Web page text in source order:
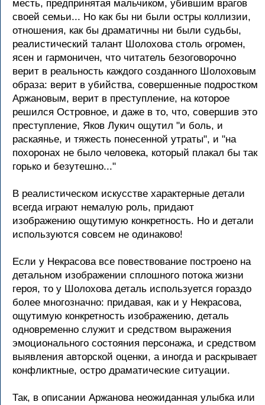
месть, предпринятая мальчиком, убившим врагов
своей семьи... Но как бы ни были остры коллизии,
отношения, как бы драматичны ни были судьбы,
реалистический талант Шолохова столь огромен,
ясен и гармоничен, что читатель безоговорочно
верит в реальность каждого созданного Шолоховым
образа: верит в убийства, совершенные подростком
Аржановым, верит в преступление, на которое
решился Островное, и даже в то, что, совершив это
преступление, Яков Лукич ощутил "и боль, и
раскаянье, и тяжесть понесенной утраты", и "на
похоронах не было человека, который плакал бы так
горько и безутешно..."
В реалистическом искусстве характерные детали
всегда играют немалую роль, придают
изображению ощутимую конкретность. Но и детали
используются совсем не одинаково!
Если у Некрасова все повествование построено на
детальном изображении сплошного потока жизни
героя, то у Шолохова деталь используется гораздо
более многозначно: придавая, как и у Некрасова,
ощутимую конкретность изображению, деталь
одновременно служит и средством выражения
эмоционального состояния персонажа, и средством
выявления авторской оценки, а иногда и раскрывает
конфликтные, остро драматические ситуации.
Так, в описании Аржанова неожиданная улыбка или